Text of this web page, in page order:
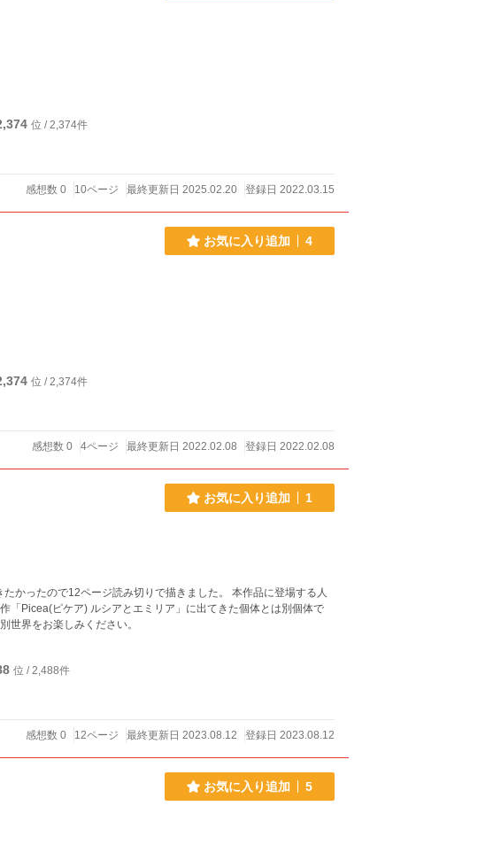
位 / 2,374件
感想数 0 10ページ 最終更新日 2025.02.20 登録日 2022.03.15
お気に入り追加 4
位 / 2,374件
感想数 0 4ページ 最終更新日 2022.02.08 登録日 2022.02.08
お気に入り追加 1
かったので12ページ読み切りで描きました。 本作品に登場する人
「Picea(ピケア) ルシアとエミリア」に出てきた個体とは別個体で
世界をお楽しみください。
位 / 2,488件
感想数 0 12ページ 最終更新日 2023.08.12 登録日 2023.08.12
お気に入り追加 5